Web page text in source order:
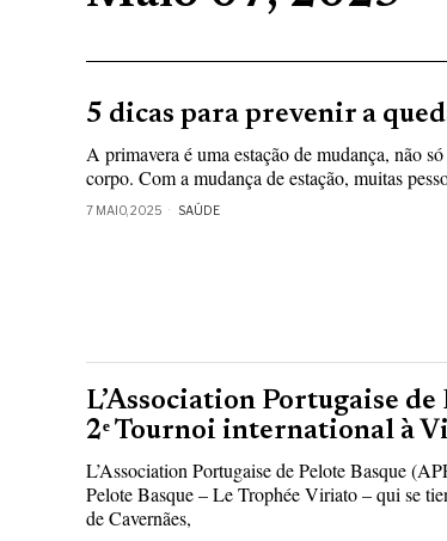
5 dicas para prevenir a
A primavera é uma estação de mudança, não
corpo. Com a mudança de estação, muitas
7 MAIO, 2025 SAÚDE
L’Association Portugaise
2ᵉ Tournoi international à
L’Association Portugaise de Pelote Basque
Pelote Basque – Le Trophée Viriato – qui se
de Cavernães,